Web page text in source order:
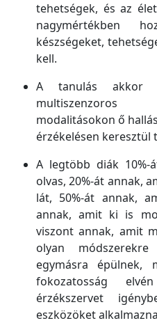
tehetségek, és az
nagymértékben
készségeket,
kell.
A tanulás akkor
multiszenzoros
modalitásokon ő
érzékelésen keresztül
A legtöbb diák
olvas, 20%-át annak,
lát, 50%-át annak,
annak, amit ki is
viszont annak, amit
olyan
egymásra épülnek,
fokozatosság
érzékszervet
eszközöket